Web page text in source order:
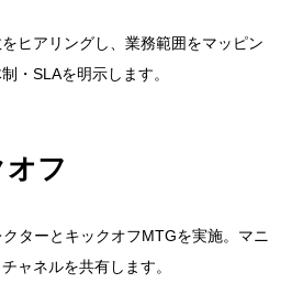
ヒアリングし、業務範囲をマッピン
・SLAを明示します。
フ
ターとキックオフMTGを実施。マニ
ャネルを共有します。